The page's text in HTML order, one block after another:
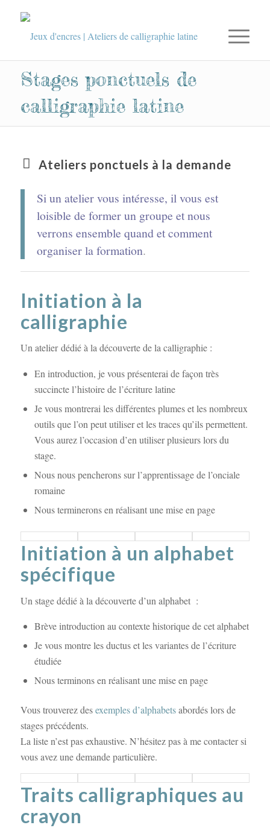
Stages ponctuels de
calligraphie latine
Ateliers ponctuels à la demande
Si un atelier vous intéresse, il vous est
loisible de former un groupe et nous
verrons ensemble quand et comment
organiser la formation.
Initiation à la
calligraphie
Un atelier dédié à la découverte de la calligraphie :
En introduction, je vous présenterai de façon très
succincte l’histoire de l’écriture latine
Je vous montrerai les différentes plumes et les nombreux
outils que l’on peut utiliser et les traces qu’ils permettent.
Vous aurez l’occasion d’en utiliser plusieurs lors du
stage.
Nous nous pencherons sur l’apprentissage de l’onciale
romaine
Nous terminerons en réalisant une mise en page
Initiation à un alphabet
spécifique
Un stage dédié à la découverte d’un alphabet :
Brève introduction au contexte historique de cet alphabet
Je vous montre les ductus et les variantes de l’écriture
étudiée
Nous terminons en réalisant une mise en page
Vous trouverez desexemples d’alphabetsabordés lors de
stages précédents.
La liste n’est pas exhaustive. N’hésitez pas à me contacter si
vous avez une demande particulière.
Traits calligraphiques au
crayon